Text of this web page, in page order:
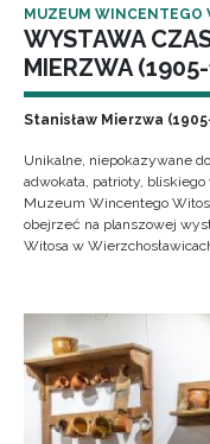
MUZEUM WINCENTEGO
WYSTAWA
MIERZWA
Stanisław Mierzwa
Unikalne, niepokazywane
adwokata, patrioty,
Muzeum Wincentego
obejrzeć na planszowej
Witosa w